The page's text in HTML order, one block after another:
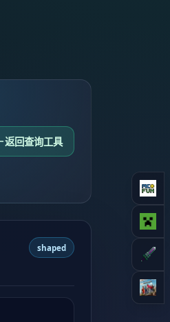
返回查询工具
shaped